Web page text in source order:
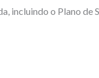
incluindo o Plano de